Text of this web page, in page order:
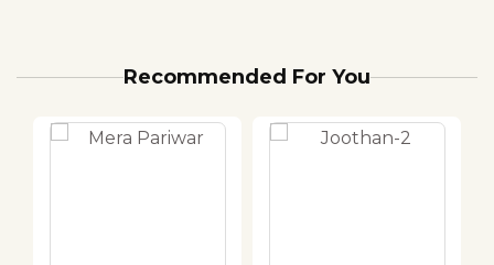
Recommended For You